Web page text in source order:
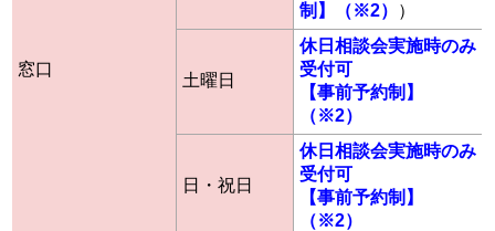
窓口
制】（※2）
）
土曜日
休日相談会実施時のみ
受付可
【事前予約制】
（※2）
日・祝日
休日相談会実施時のみ
受付可
【事前予約制】
（※2）